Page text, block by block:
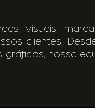
visuais
clientes.
nossa